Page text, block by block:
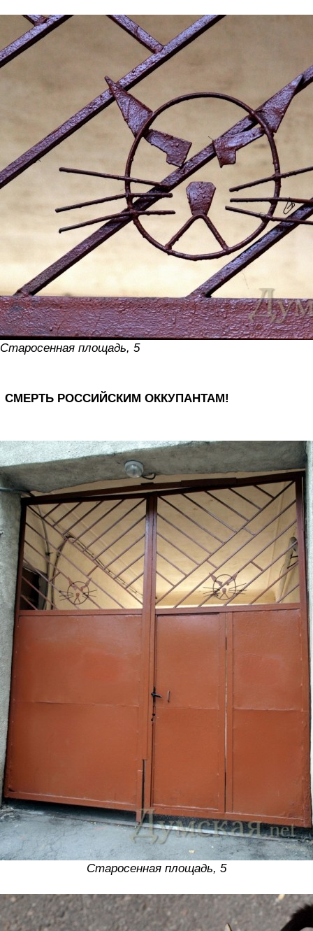
Старосенная площадь, 5
СМЕРТЬ РОССИЙСКИМ ОККУПАНТАМ!
Старосенная площадь, 5